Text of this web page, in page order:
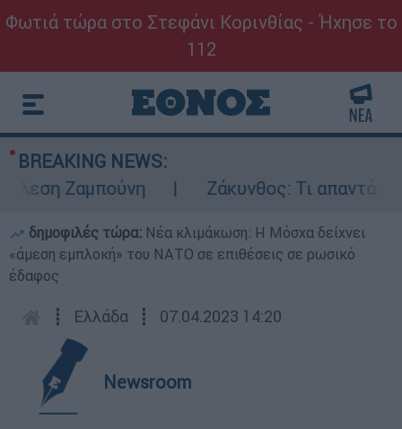
Φωτιά τώρα στο Στεφάνι Κορινθίας - Ήχησε το
112
BREAKING NEWS:
Ζαμπούνη
Ζάκυνθος: Τι απαντά η
δημοφιλές τώρα: Νέα κλιμάκωση: Η Μόσχα δείχνει
«άμεση εμπλοκή» του ΝΑΤΟ σε επιθέσεις σε ρωσικό
έδαφος
┋ Ελλάδα ┋ 07.04.2023 14:20
Newsroom